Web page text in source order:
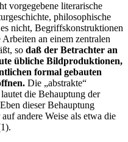
vorgegebene literarische
philosophische
nicht, Begriffskonstruktionen
an einem zentralen
so daß der Betrachter an
übliche Bildproduktionen,
formal gebauten
Die „abstrakte“
die Behauptung der
dieser Behauptung
andere Weise als etwa die